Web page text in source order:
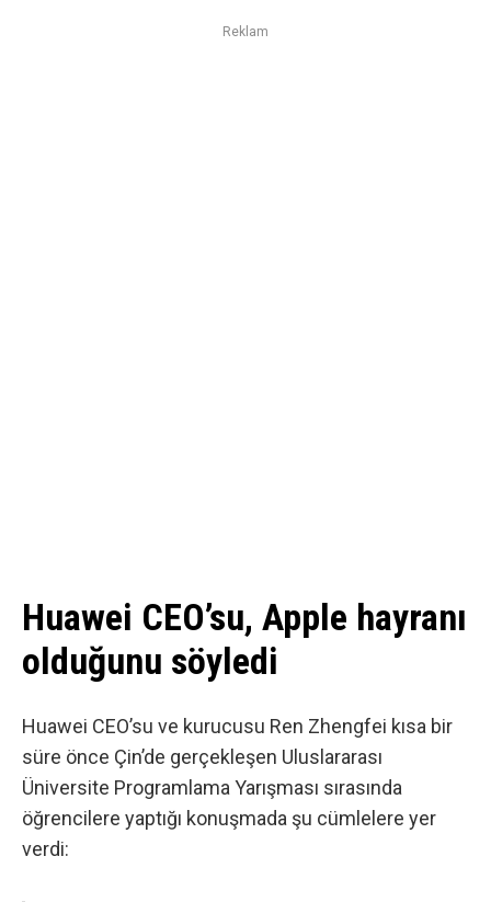
Reklam
Huawei CEO’su, Apple hayranı
olduğunu söyledi
Huawei CEO’su ve kurucusu Ren Zhengfei kısa bir
süre önce Çin’de gerçekleşen Uluslararası
Üniversite Programlama Yarışması sırasında
öğrencilere yaptığı konuşmada şu cümlelere yer
verdi: